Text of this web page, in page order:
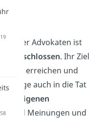
der Advokaten ist
entschlossen. Ihr Ziel
zu erreichen und
Dinge auch in die Tat
eigenen
und Meinungen und